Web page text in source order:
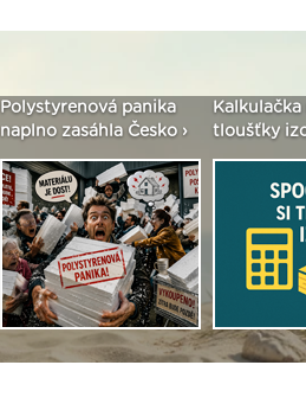
Polystyrenová panika
naplno zasáhla Česko ›
tloušťky